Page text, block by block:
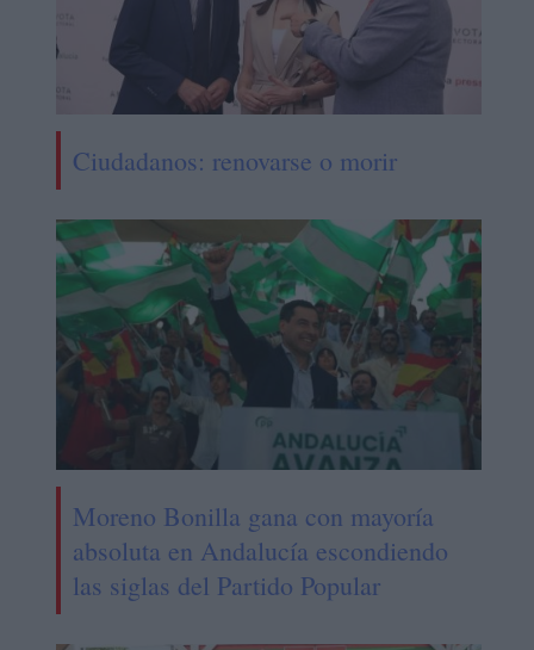
Ciudadanos: renovarse o morir
Moreno Bonilla gana con mayoría
absoluta en Andalucía escondiendo
las siglas del Partido Popular